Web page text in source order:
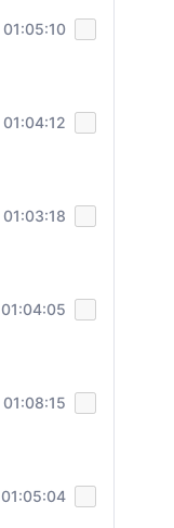
01:05:10
01:04:12
01:03:18
01:04:05
01:08:15
01:05:04